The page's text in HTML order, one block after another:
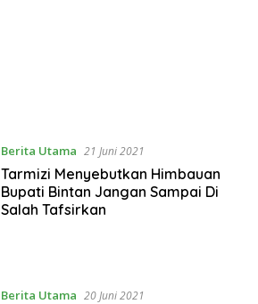
Berita Utama 21 Juni 2021
Tarmizi Menyebutkan Himbauan
Bupati Bintan Jangan Sampai Di
Salah Tafsirkan
Berita Utama 20 Juni 2021